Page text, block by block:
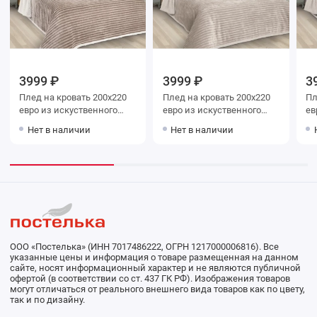
3999 ₽
Плед на кровать 200х220
евро из искуственного
Нет в наличии
3999 ₽
Плед на кровать 200х220
евро из искуственного
Нет в наличии
Плед на
ООО «Постелька» (ИНН 7017486222, ОГРН 1217000006816). Все
указанные цены и информация о товаре размещенная на данном
сайте, носят информационный характер и не являются публичной
офертой (в соответствии со ст. 437 ГК РФ). Изображения товаров
могут отличаться от реального внешнего вида товаров как по цвету,
так и по дизайну.